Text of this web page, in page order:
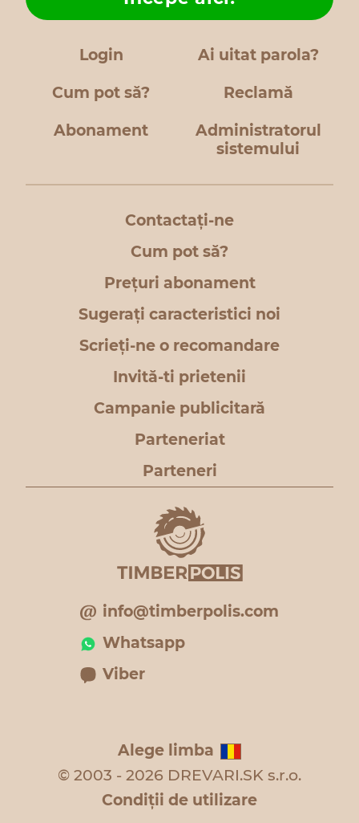
Login Ai uitat parola?
Cum pot să? Reclamă
Abonament
Administratorul
sistemului
Contactați-ne
Cum pot să?
Prețuri abonament
Sugerați caracteristici noi
Scrieți-ne o recomandare
Invită-ti prietenii
Campanie publicitară
Parteneriat
Parteneri
info@timberpolis.com
Whatsapp
Viber
Alege limba
© 2003 - 2026 DREVARI.SK s.r.o.
Condiţii de utilizare